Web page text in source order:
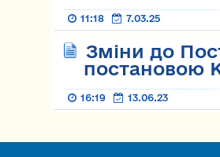
11:18 7.03.25
Зміни до
постановою
16:19 13.06.23